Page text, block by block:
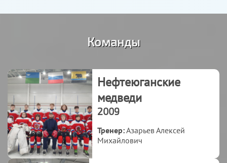
Команды
Нефтеюганские
медведи
2009
Тренер:Азарьев Алексей
Михайлович